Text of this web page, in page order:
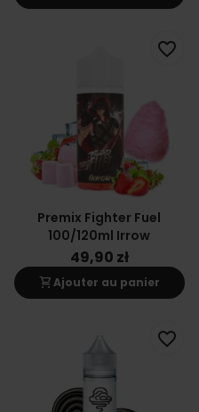
Premix Fighter Fuel
100/120ml Irrow
49,90 zł
shopping_cartAjouter au panier
favorite_border
favorite_border